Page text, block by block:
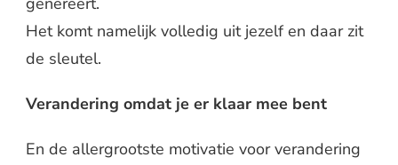
Het komt namelijk volledig uit jezelf en daar zit
de sleutel.
Verandering omdat je er klaar mee bent
En de allergrootste motivatie voor verandering